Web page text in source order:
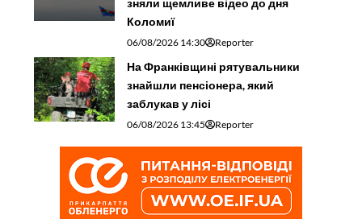
зняли щемливе відео до дня
Коломиї
06/08/2026 14:30 Reporter
На Франківщині рятувальники
знайшли пенсіонера, який
заблукав у лісі
06/08/2026 13:45 Reporter